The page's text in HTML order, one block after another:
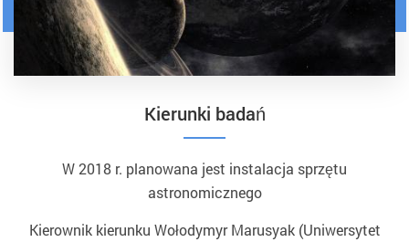
Kierunki badań
W 2018 r. planowana jest instalacja sprzętu
astronomicznego
Kierownik kierunku Wołodymyr Marusyak (Uniwersytet